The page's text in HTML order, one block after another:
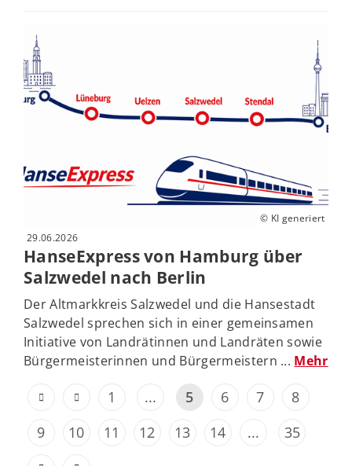
© KI generiert
29.06.2026
HanseExpress von Hamburg über
Salzwedel nach Berlin
Der Altmarkkreis Salzwedel und die Hansestadt
Salzwedel sprechen sich in einer gemeinsamen
Initiative von Landrätinnen und Landräten sowie
Bürgermeisterinnen und Bürgermeistern ... Mehr
1 ... 5 6 7
8
9
10 11 12 13 14 ... 35